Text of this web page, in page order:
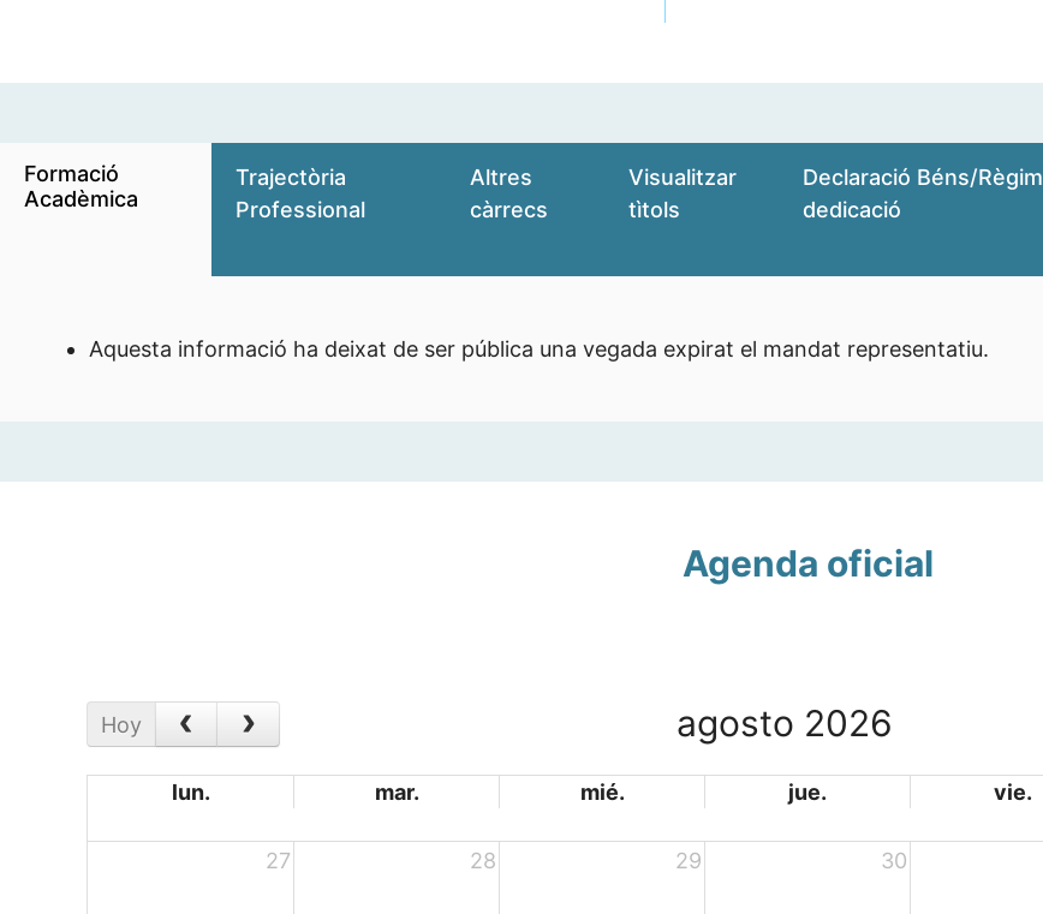
Formació
Acadèmica
Trajectòria
Professional
Altres
càrrecs
Visualitzar
tìtols
Declaració Béns/Règim
dedicació
Aquesta informació ha deixat de ser pública una vegada expirat el mandat representatiu.
Agenda oficial
Hoy agosto 2026
lun. mar. mié. jue. vie.
27 28 29 30